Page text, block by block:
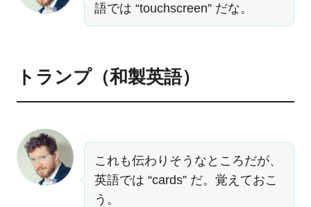
語では “touchscreen” だな。
トランプ（和製英語）
これも伝わりそうなところだが、
英語では “cards” だ。覚えておこ
う。